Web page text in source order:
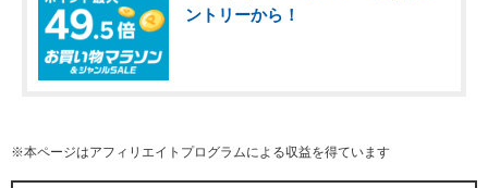
ントリーから！
※本ページはアフィリエイトプログラムによる収益を得ています